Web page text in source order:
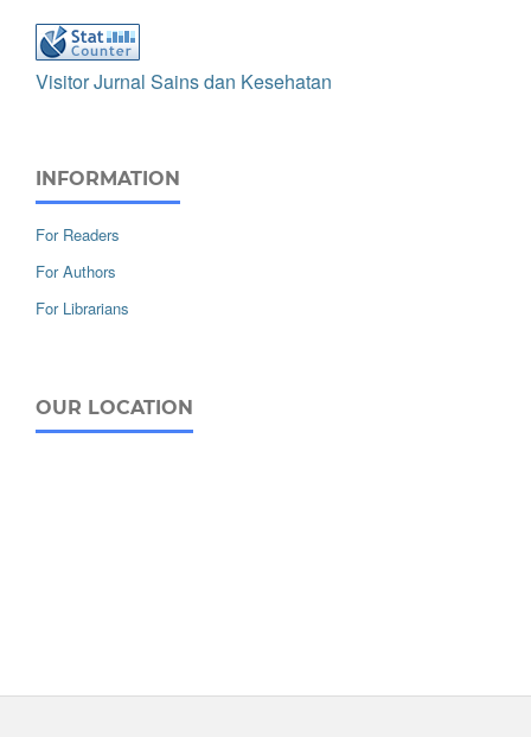
Visitor Jurnal Sains dan Kesehatan
INFORMATION
For Readers
For Authors
For Librarians
OUR LOCATION